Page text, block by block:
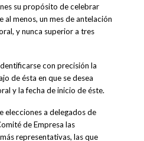
su propósito de celebrar
al menos, un mes de antelación
y nunca superior a tres
con precisión la
de ésta en que se desea
y la fecha de inicio de éste.
elecciones a delegados de
de Empresa las
representativas, las que